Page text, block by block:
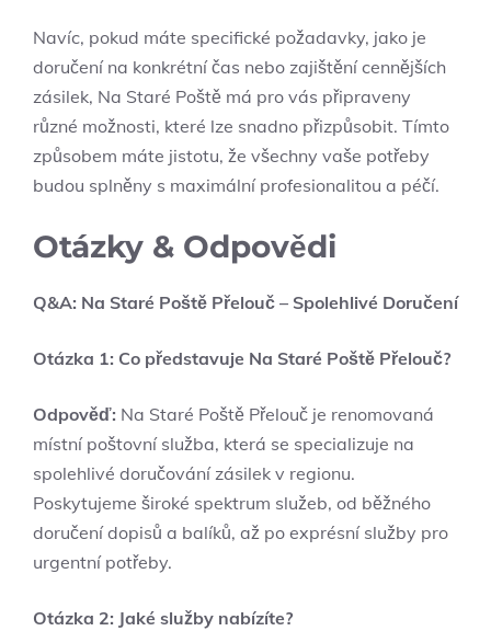
Navíc,‍ pokud máte specifické požadavky, jako je
doručení na konkrétní čas nebo‌ zajištění cennějších
zásilek, Na Staré‍ Poště má pro vás připraveny
různé možnosti, které lze snadno přizpůsobit. Tímto
způsobem máte jistotu, že všechny vaše potřeby
budou splněny s maximální profesionalitou a péčí.
Otázky & Odpovědi
Q&A: Na Staré ​Poště Přelouč – Spolehlivé Doručení
Otázka 1: Co představuje Na Staré Poště‍ Přelouč?
Odpověď: Na Staré Poště Přelouč je renomovaná⁣
místní poštovní služba, která se specializuje na
spolehlivé doručování zásilek v regionu.
Poskytujeme široké spektrum služeb, od běžného
doručení dopisů ⁢a balíků, až po ⁣exprésní služby pro
urgentní potřeby.
Otázka 2: Jaké služby nabízíte?